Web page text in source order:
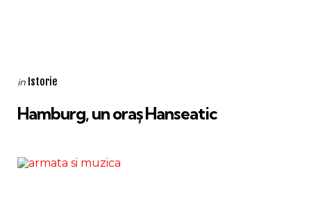
Categories
Posted
in Istorie
Hamburg, un oraș Hanseatic